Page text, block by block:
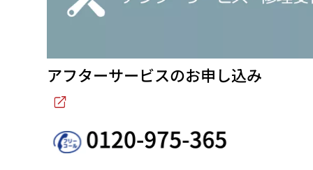
アフターサービスのお申し込み